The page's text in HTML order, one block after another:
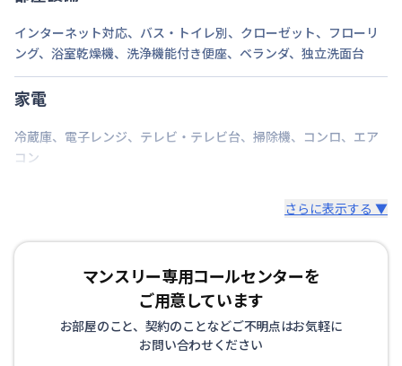
インターネット対応、 バス・トイレ別、 クローゼット、 フローリ
ング、 浴室乾燥機、 洗浄機能付き便座、 ベランダ、 独立洗面台
家電
冷蔵庫、 電子レンジ、 テレビ・テレビ台、 掃除機、 コンロ、 エア
コン
さらに表示する ▼
マンスリー専用コールセンターを
ご用意しています
お部屋のこと、契約のことなどご不明点はお気軽に
お問い合わせください